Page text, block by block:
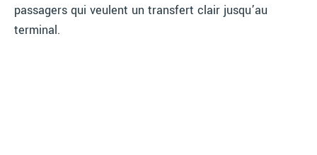
passagers qui veulent un transfert clair jusqu’au
terminal.